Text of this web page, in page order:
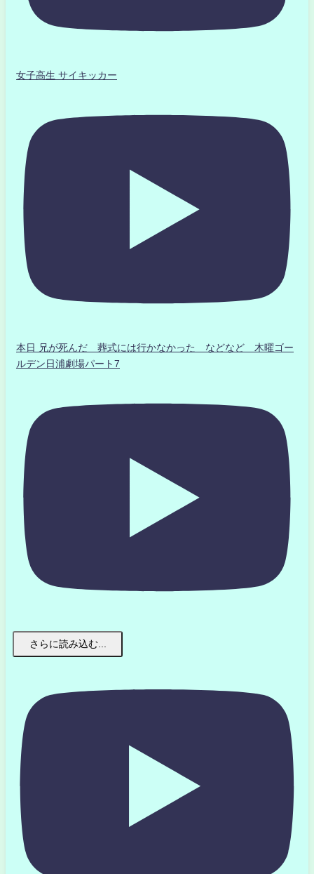
女子高生 サイキッカー
本日 兄が死んだ 葬式には行かなかった などなど 木曜ゴー
ルデン日浦劇場パート7
さらに読み込む...